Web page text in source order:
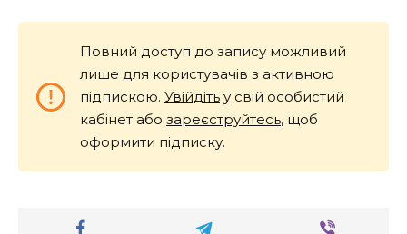
Повний доступ до запису можливий
лише для користувачів з активною
підпискою. Увійдіть у свій особистий
кабінет або зареєструйтесь, щоб
оформити підписку.